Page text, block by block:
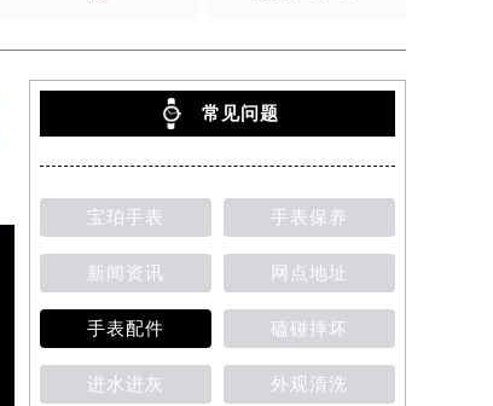
常见问题
宝珀手表 手表保养
新闻资讯 网点地址
手表配件 磕碰摔坏
进水进灰 外观清洗